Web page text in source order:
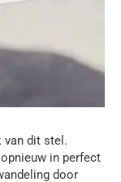
van dit stel.
in perfect
door